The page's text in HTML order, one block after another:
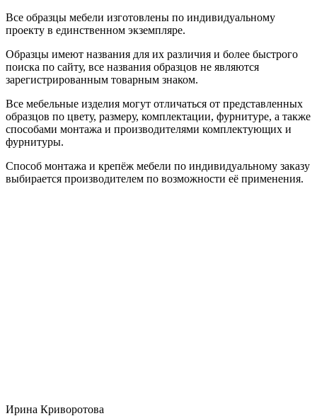
Все образцы мебели изготовлены по индивидуальному
проекту в единственном экземпляре.
Образцы имеют названия для их различия и более быстрого
поиска по сайту, все названия образцов не являются
зарегистрированным товарным знаком.
Все мебельные изделия могут отличаться от представленных
образцов по цвету, размеру, комплектации, фурнитуре, а также
способами монтажа и производителями комплектующих и
фурнитуры.
Способ монтажа и крепёж мебели по индивидуальному заказу
выбирается производителем по возможности её применения.
Ирина Криворотова